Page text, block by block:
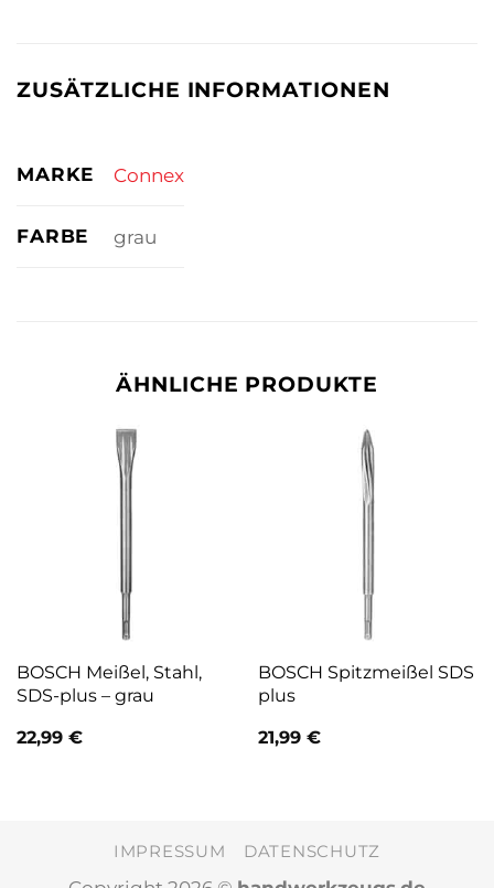
ZUSÄTZLICHE INFORMATIONEN
MARKE Connex
FARBE grau
ÄHNLICHE PRODUKTE
BOSCH Meißel, Stahl,
SDS-plus – grau
22,99 €
BOSCH Spitzmeißel SDS
plus
21,99 €
IMPRESSUM DATENSCHUTZ